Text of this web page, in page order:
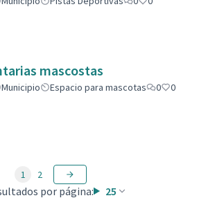
mascostas
Municipio Espacio para mascotas 0
0
por página: 25
1 2